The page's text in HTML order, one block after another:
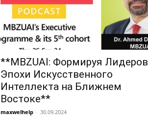
**MBZUAI: Формируя Лидеров
Эпохи Искусственного
Интеллекта на Ближнем
Востоке**
maxwelhelp - 30.09.2024